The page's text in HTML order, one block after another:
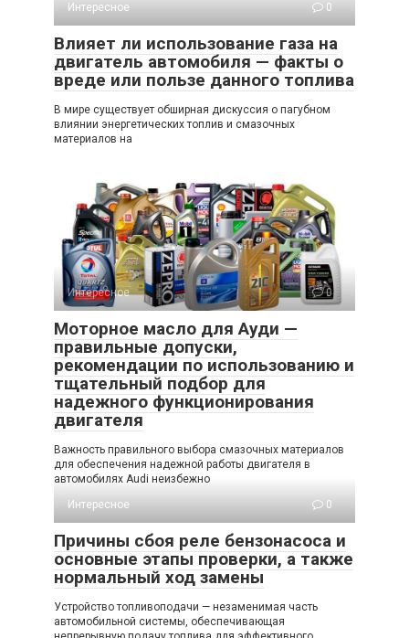
Интересное
0
Влияет ли использование газа на
двигатель автомобиля — факты о
вреде или пользе данного топлива
В мире существует обширная дискуссия о пагубном
влиянии энергетических топлив и смазочных
материалов на
Интересное 0
Моторное масло для Ауди —
правильные допуски,
рекомендации по использованию и
тщательный подбор для
надежного функционирования
двигателя
Важность правильного выбора смазочных материалов
для обеспечения надежной работы двигателя в
автомобилях Audi неизбежно
Интересное
0
Причины сбоя реле бензонасоса и
основные этапы проверки, а также
нормальный ход замены
Устройство топливоподачи — незаменимая часть
автомобильной системы, обеспечивающая